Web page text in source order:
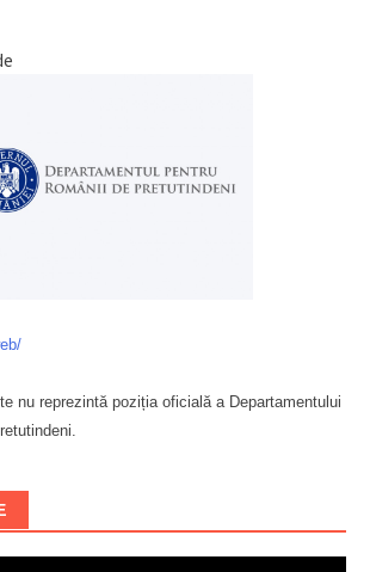
nu reprezintă poziția oficială a Departamentului